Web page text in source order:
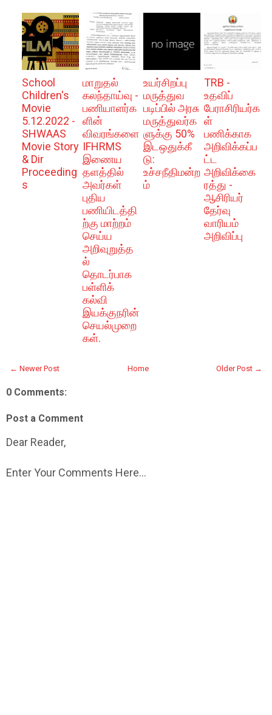
School
Children's
Movie
5.12.2022 -
SHWAAS
Movie Story
& Dir
Proceeding
s
மாறுதல்
கலந்தாய்வு -
பணியாளர்க
ளின்
விவரங்களை
IFHRMS
இணைய
தளத்தில்
அவர்கள்
புதிய
பணியிடத்தி
ற்கு மாற்றம்
செய்ய
அறிவுறுத்த
ல்
தொடர்பாக
பள்ளிக்
கல்வி
இயக்குநரின்
செயல்முறை
கள்.
உயர்சிறப்பு
மருத்துவ
படிப்பில் அரசு
மருத்துவர்க
ளுக்கு 50%
இடஒதுக்கீ
டு:
உச்சநீதிமன்ற
ம்
TRB -
உதவிப்
பேராசிரியர்க
ள்
பணிக்காக
அறிவிக்கப்ப
ட்ட
அறிவிக்கை
ரத்து -
ஆசிரியர்
தேர்வு
வாரியம்
அறிவிப்பு
← Newer Post Older Post →
Home
0 Comments:
Post a Comment
Dear Reader,
Enter Your Comments Here...